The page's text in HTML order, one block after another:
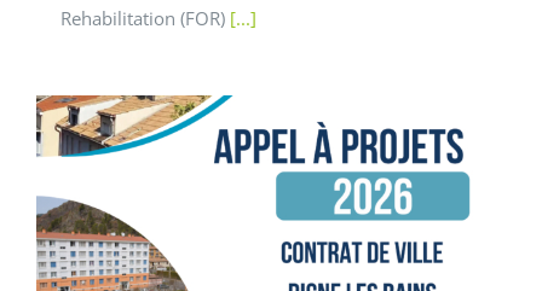
Rehabilitation (FOR) [...]